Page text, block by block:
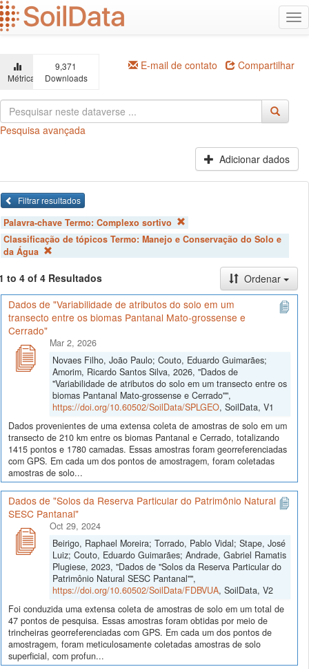
Ir
para
o
principal
Métricas
9,371
Downloads
E-mail de contato Compartilhar
Pesquisa avançada
Adicionar dados
Filtrar resultados
Palavra-chave Termo: Complexo sortivo
Classificação de tópicos Termo: Manejo e Conservação do Solo e
da Água
to 4 of 4 Resultados
Ordenar
Dados de "Variabilidade de atributos do solo em um
transecto entre os biomas Pantanal Mato-grossense e
Cerrado"
Mar 2, 2026
Novaes Filho, João Paulo; Couto, Eduardo Guimarães;
Amorim, Ricardo Santos Silva, 2026, "Dados de
"Variabilidade de atributos do solo em um transecto entre os
biomas Pantanal Mato-grossense e Cerrado"",
https://doi.org/10.60502/SoilData/SPLGEO, SoilData, V1
Dados provenientes de uma extensa coleta de amostras de solo em um
transecto de 210 km entre os biomas Pantanal e Cerrado, totalizando
1415 pontos e 1780 camadas. Essas amostras foram georreferenciadas
com GPS. Em cada um dos pontos de amostragem, foram coletadas
amostras de solo...
Dados de "Solos da Reserva Particular do Patrimônio Natural
SESC Pantanal"
Oct 29, 2024
Beirigo, Raphael Moreira; Torrado, Pablo Vidal; Stape, José
Luiz; Couto, Eduardo Guimarães; Andrade, Gabriel Ramatis
Plugiese, 2023, "Dados de "Solos da Reserva Particular do
Patrimônio Natural SESC Pantanal"",
https://doi.org/10.60502/SoilData/FDBVUA, SoilData, V2
Foi conduzida uma extensa coleta de amostras de solo em um total de
47 pontos de pesquisa. Essas amostras foram obtidas por meio de
trincheiras georreferenciadas com GPS. Em cada um dos pontos de
amostragem, foram meticulosamente coletadas amostras de solo
superficial, com profun...